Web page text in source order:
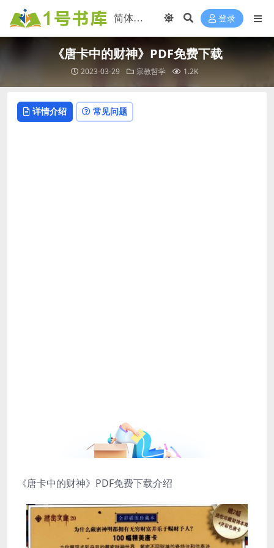
登录
《唐卡中的财神》PDF免费下载
2023-03-29 宗教哲学 1.2K
详情介绍 常见问题
《唐卡中的财神》PDF免费下载介绍